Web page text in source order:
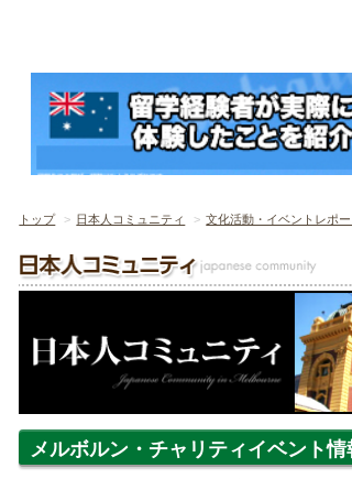
トップ 日本人コミュニティ 文化活動・イベントレポ
メルボルン・チャリティイベント